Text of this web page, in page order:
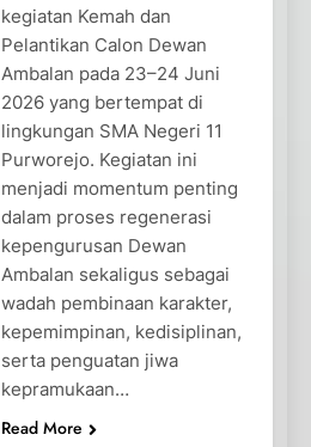
kegiatan Kemah dan
Pelantikan Calon Dewan
Ambalan pada 23–24 Juni
2026 yang bertempat di
lingkungan SMA Negeri 11
Purworejo. Kegiatan ini
menjadi momentum penting
dalam proses regenerasi
kepengurusan Dewan
Ambalan sekaligus sebagai
wadah pembinaan karakter,
kepemimpinan, kedisiplinan,
serta penguatan jiwa
kepramukaan…
Read More